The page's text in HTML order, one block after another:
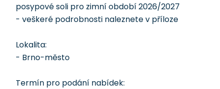
posypové soli pro zimní období 2026/2027
- veškeré podrobnosti naleznete v příloze
Lokalita:
- Brno-město
Termín pro podání nabídek: